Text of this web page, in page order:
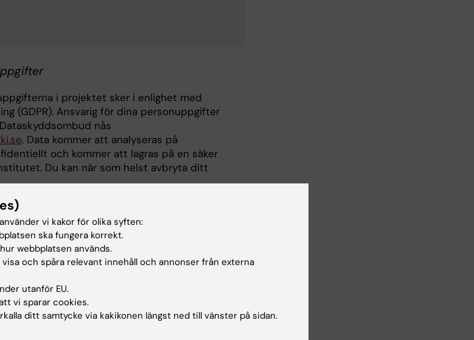
i projektet sker i enlighet med
(GDPR). Ansvarig för dina personuppgifter
nås
. Data kommer att analyseras på
och kommer att lagras på en säker
Du kan när som helst avbryta ditt
vi kakor för olika syften:
ska fungera korrekt.
webbplatsen används.
och spåra relevant innehåll och annonser från externa
utanför EU.
vi sparar cookies.
ditt samtycke via kakikonen längst ned till vänster på sidan.